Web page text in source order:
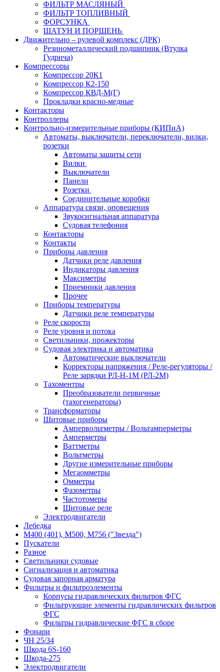
ФИЛЬТР МАСЛЯНЫЙ
ФИЛЬТР ТОПЛИВНЫЙ
ФОРСУНКА
ШАТУН И ПОРШЕНЬ
Движительно – рулевой комплекс (ДРК)
Резинометаллический подшипник (Втулка
Гудрича)
Компрессоры
Компрессор 20К1
Компрессор К2-150
Компрессор КВД-М(Г)
Прокладки красно-медные
Контакторы
Контроллеры
Контрольно-измерительные приборы (КИПиА)
Автоматы, выключатели, переключатели, вилки,
розетки
Автоматы защиты сети
Вилки
Выключатели
Панели
Розетки
Соединительные коробки
Аппаратура связи, оповещения
Звукосигнальная аппаратура
Судовая телефония
Контакторы
Контакты
Приборы давления
Датчики реле давления
Индикаторы давления
Максиметры
Приемники давления
Прочее
Приборы температуры
Датчики реле температуры
Реле скорости
Реле уровня и потока
Светильники, прожекторы
Судовая электрика и автоматика
Автоматические выключатели
Корректоры напряжения / Реле-регуляторы /
Реле зарядки РЛ-Н-1М (РЛ-2М)
Тахоментры
Преобразователи первичные
(тахогенераторы)
Трансформаторы
Щитовые приборы
Ампервольтметры / Вольтамперметры
Амперметры
Ваттметры
Вольтметры
Другие измерительные приборы
Мегаомметры
Омметры
Фазометры
Частотомеры
Щитовые реле
Электродвигатели
Лебедка
М400 (401), М500, М756 ("Звезда")
Пускатели
Разное
Светильники судовые
Сигнализация и автоматика
Судовая запорная арматура
Фильтры и фильтроэлементы
Корпусы гидравлических фильтров ФГС
Фильтрующие элементы гидравлических фильтров
ФГС
Фильтры гидравлические ФГС в сборе
Фонари
ЧН 25/34
Шкода 6S-160
Шкода-275
Электродвигатели